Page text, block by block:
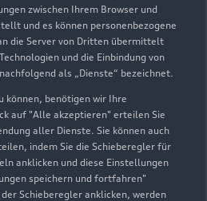
zwischen Ihrem Browser und
und es können personenbezogene
die Server von Dritten übermittelt
und die Einbindung von
als „Dienste“ bezeichnet.
können, benötigen wir Ihre
auf "Alle akzeptieren" erteilen Sie
aller Dienste. Sie können auch
indem Sie die Schieberegler für
anklicken und diese Einstellungen
speichern und fortfahren"
Schieberegler anklicken, werden
am Montag 09:00
amMontag 07:30